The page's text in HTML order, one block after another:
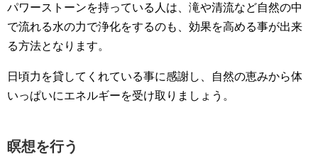
パワーストーンを持っている人は、滝や清流など自然の中
で流れる水の力で浄化をするのも、効果を高める事が出来
る方法となります。
日頃力を貸してくれている事に感謝し、自然の恵みから体
いっぱいにエネルギーを受け取りましょう。
瞑想を行う